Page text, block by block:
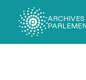
ARCHIVES